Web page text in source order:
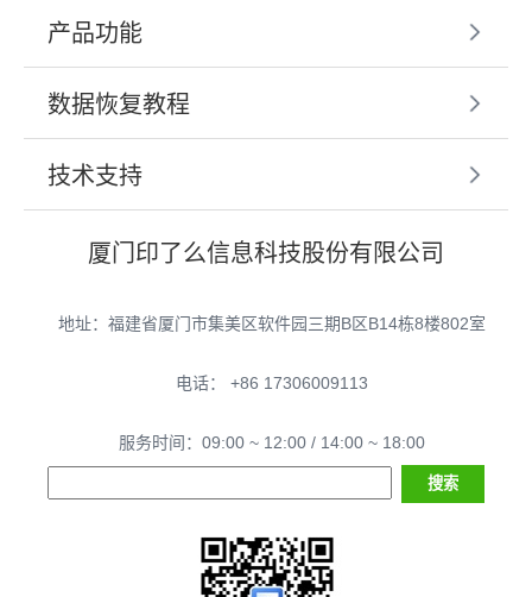
产品功能
数据恢复教程
技术支持
厦门印了么信息科技股份有限公司
地址：福建省厦门市集美区软件园三期B区B14栋8楼802室
电话： +86 17306009113
服务时间：09:00 ~ 12:00 / 14:00 ~ 18:00